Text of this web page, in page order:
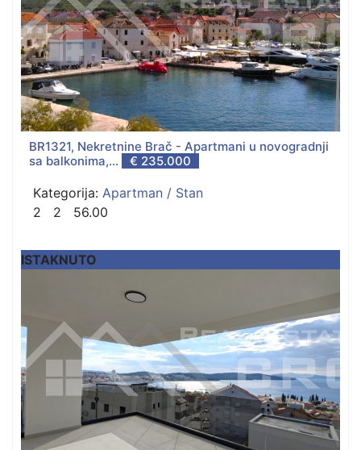
BR1321, Nekretnine Brač - Apartmani u novogradnji
sa balkonima,...
€ 235.000
Kategorija: Apartman / Stan
2
2 56.00
ISTAKNUTO